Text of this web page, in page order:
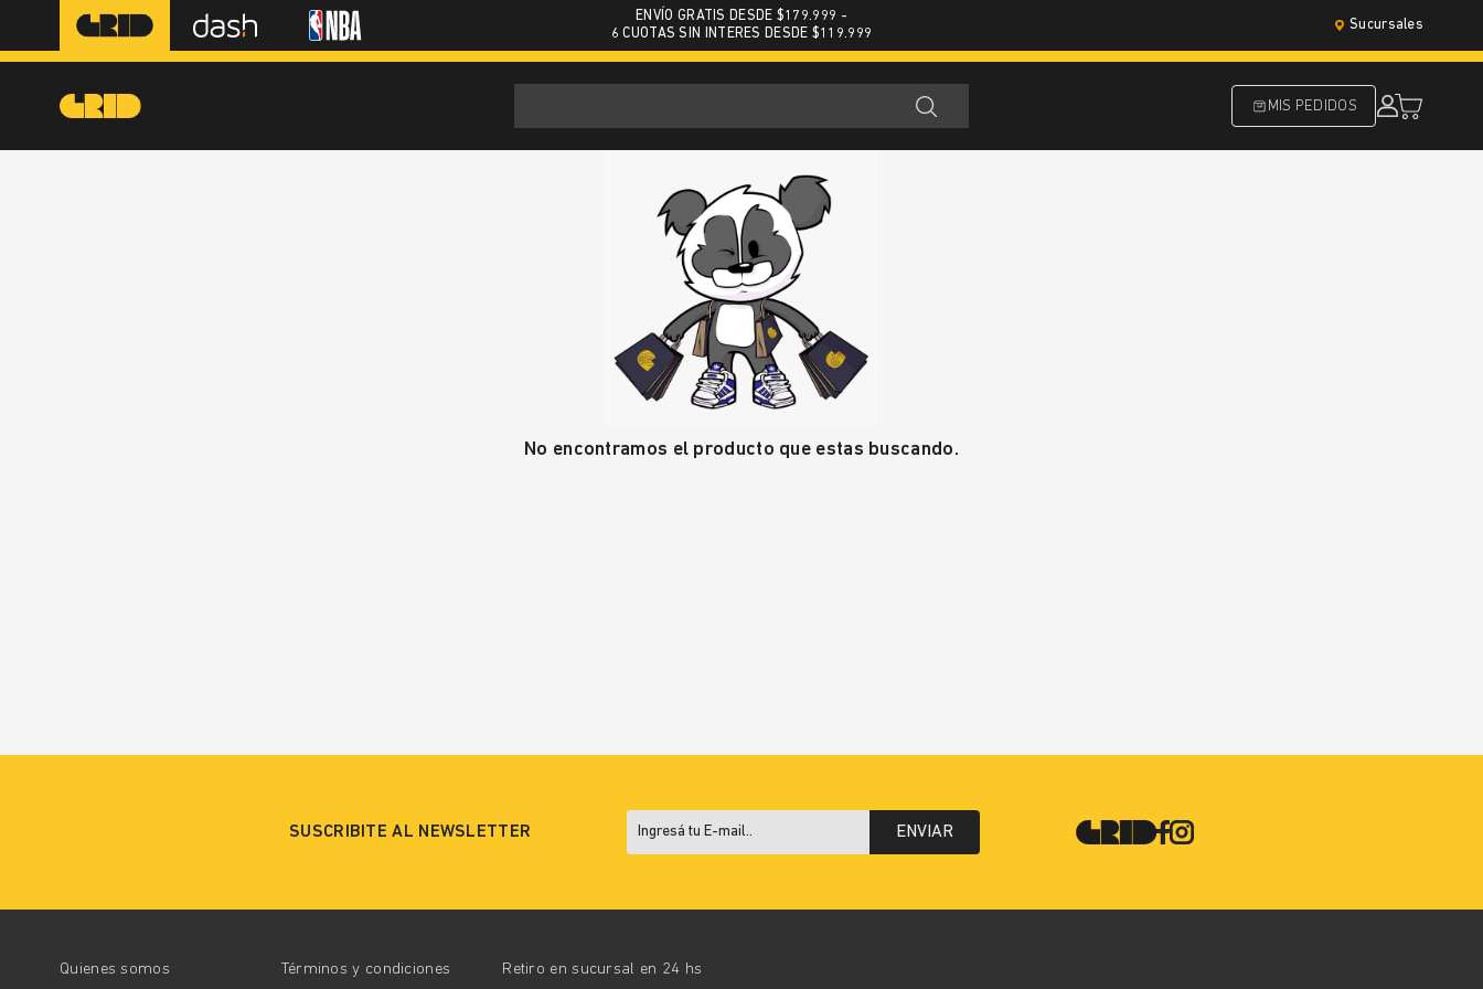
ENVÍO GRATIS DESDE $179.999 -
6 CUOTAS SIN INTERES DESDE $119.999
Sucursales
MIS PEDIDOS
No encontramos el producto que estas buscando.
SUSCRIBITE AL NEWSLETTER ENVIAR
Quienes somos Términos y condiciones Retiro en sucursal en 24 hs